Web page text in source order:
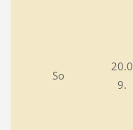
So
20.0
9.